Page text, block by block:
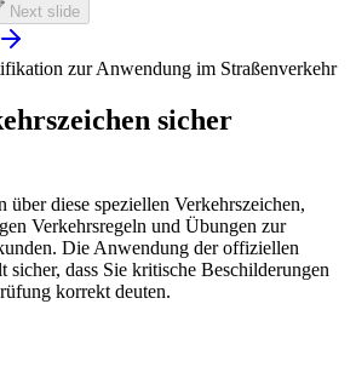
Next slide
zur Anwendung im Straßenverkehr
sicher
über diese speziellen Verkehrszeichen,
Verkehrsregeln und Übungen zur
Die Anwendung der offiziellen
dass Sie kritische Beschilderungen
korrekt deuten.